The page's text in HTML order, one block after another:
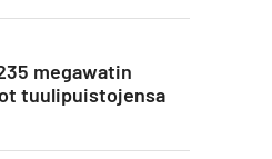
megawatin
tuulipuistojensa